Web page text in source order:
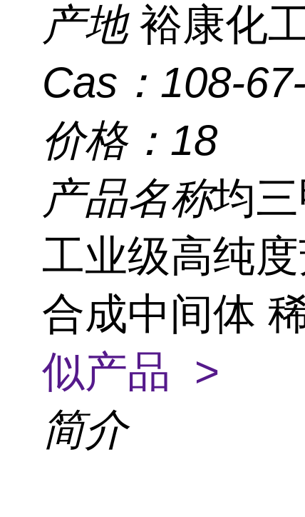
产地 裕康化
Cas： 108-
价格： 18
产品名称均
工业级高纯
合成中间体
似产品 >
简介